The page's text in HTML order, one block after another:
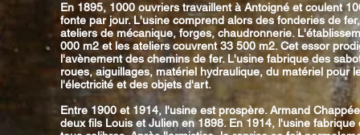
En 1895, 1000 ouvriers travaillent à Antoigné et coulent
fonte par jour. L'usine comprend alors des fonderies de
ateliers de mécanique, forges, chaudronnerie.
000 m2 et les ateliers couvrent 33 500 m2. Cet essor
l'avènement des chemins de fer. L'usine fabrique des
roues, aiguillages, matériel hydraulique, du matériel pour
l'électricité et des objets d'art.
Entre 1900 et 1914, l'usine est prospère. Armand
deux fils Louis et Julien en 1898. En 1914, l'usine fabrique